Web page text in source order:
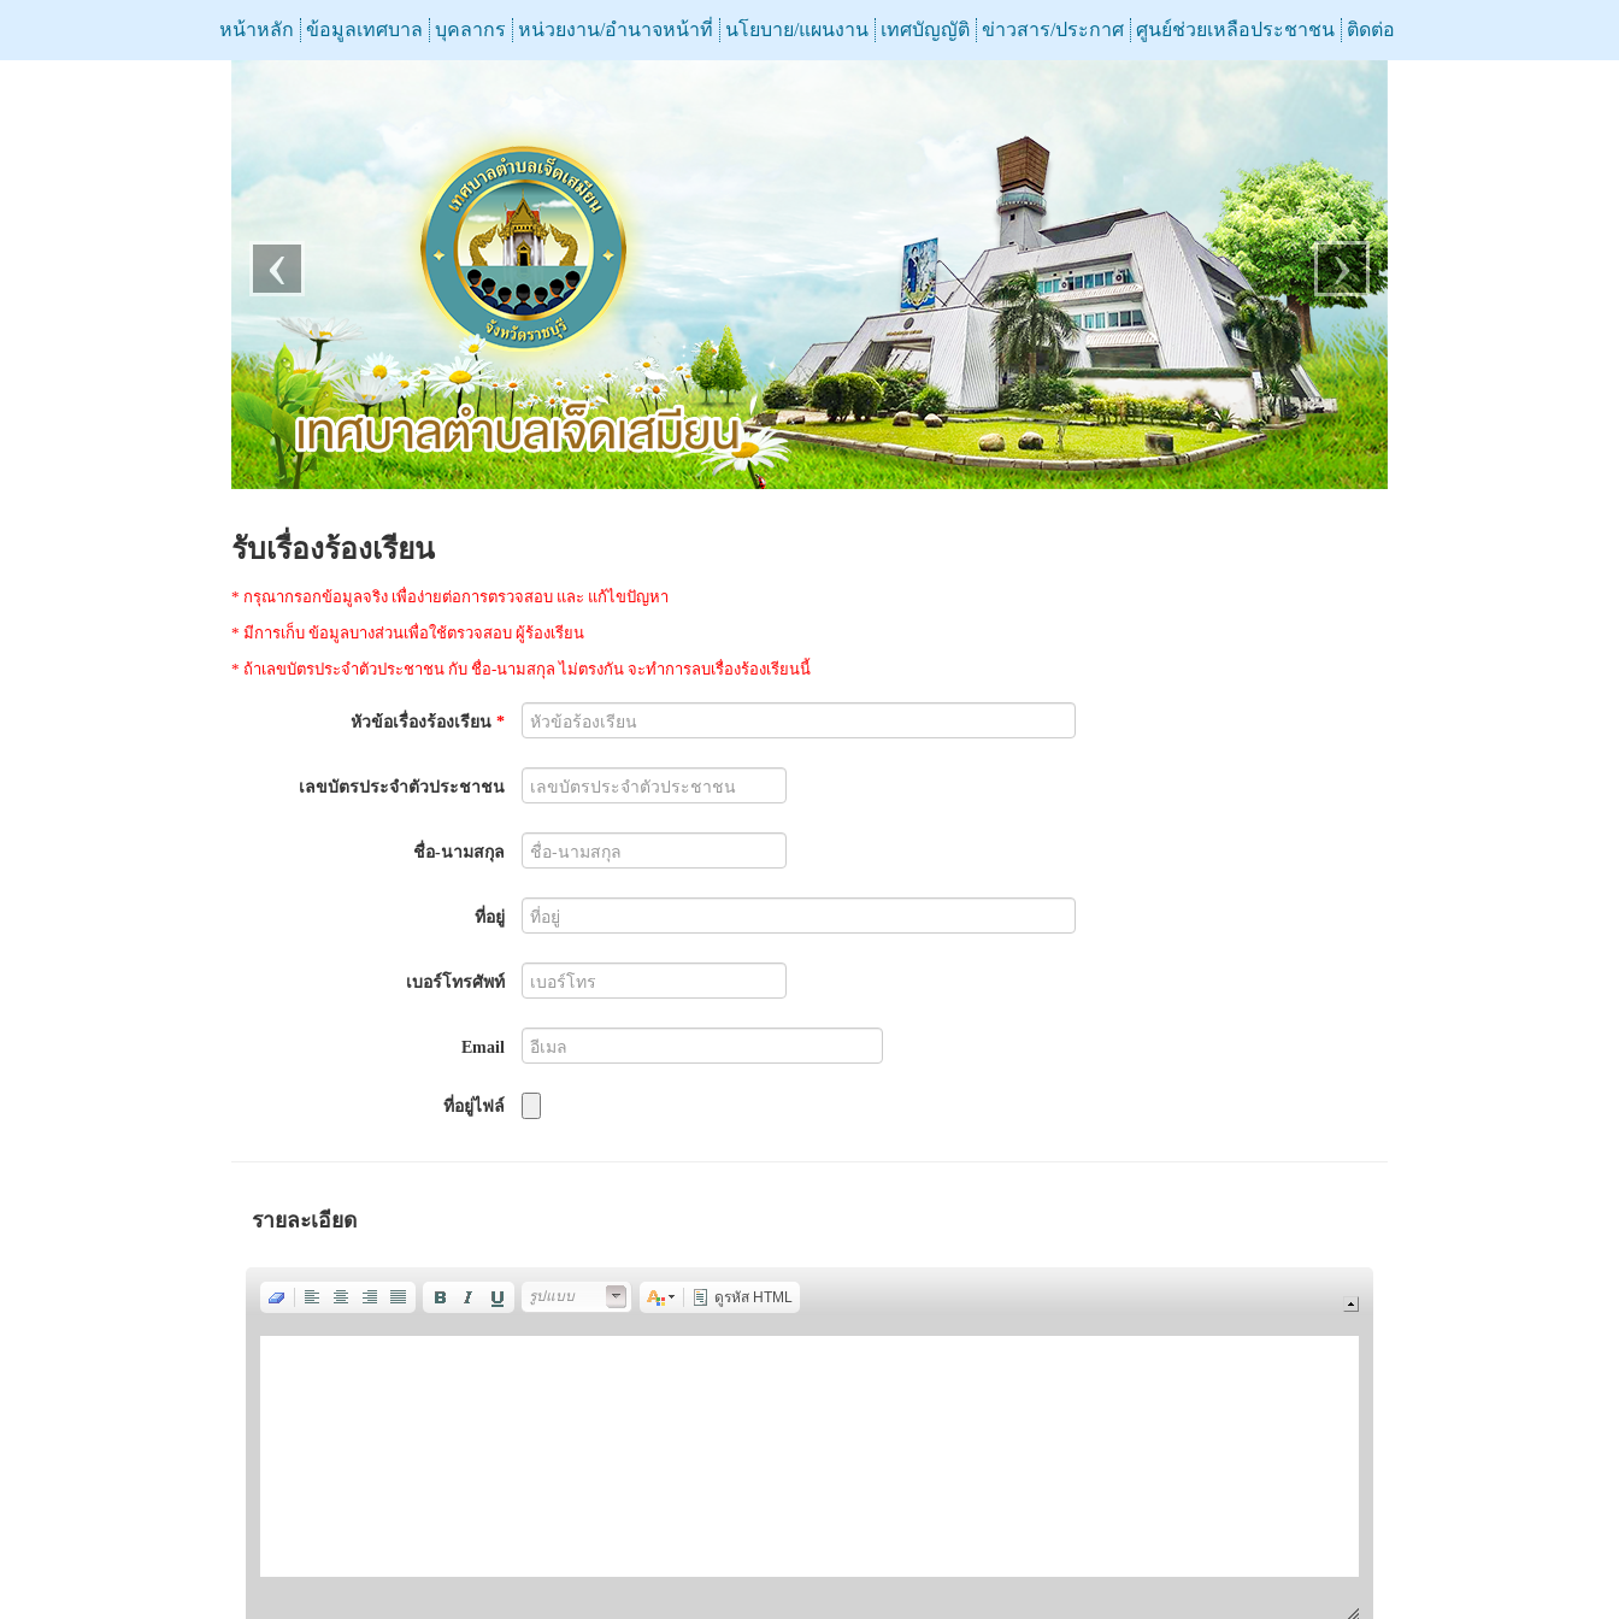
หน้าหลัก ข้อมูลเทศบาล บุคลากร หน่วยงาน/อำนาจหน้าที่ นโยบาย/แผนงาน เทศบัญญัติ ข่าวสาร/ประกาศ ศูนย์ช่วยเหลือประชาชน ติดต่อ
‹ ›
รับเรื่องร้องเรียน
* กรุณากรอกข้อมูลจริง เพื่อง่ายต่อการตรวจสอบ และ แก้ไขปัญหา
* มีการเก็บ ข้อมูลบางส่วนเพื่อใช้ตรวจสอบ ผู้ร้องเรียน
* ถ้าเลขบัตรประจำตัวประชาชน กับ ชื่อ-นามสกุล ไม่ตรงกัน จะทำการลบเรื่องร้องเรียนนี้
หัวข้อเรื่องร้องเรียน *
เลขบัตรประจำตัวประชาชน
ชื่อ-นามสกุล
ที่อยู่
เบอร์โทรศัพท์
Email
ที่อยู่ไฟล์
รายละเอียด
รูปแบบ ดูรหัส HTML